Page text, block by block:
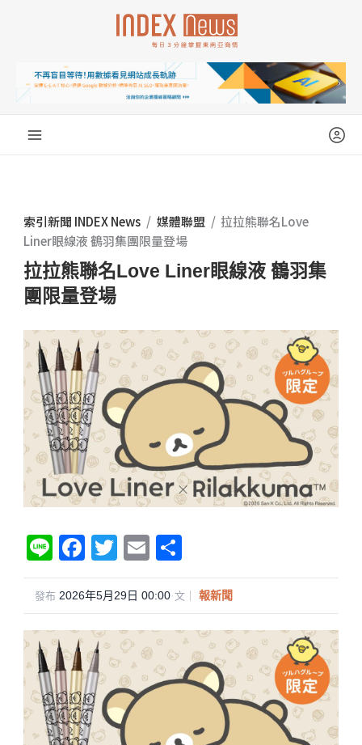
索引新聞 INDEX News / 媒體聯盟 / 拉拉熊聯名Love
Liner眼線液 鶴羽集團限量登場
拉拉熊聯名Love Liner眼線液 鶴羽集
團限量登場
Li
n
e
F
a
c
e
b
o
o
k
T
wi
tt
er
E
m
ail
享
發布 2026年5月29日 00:00·文｜ 報新聞